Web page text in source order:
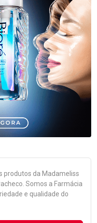
produtos da Madameliss
Somos a Farmácia
e qualidade do